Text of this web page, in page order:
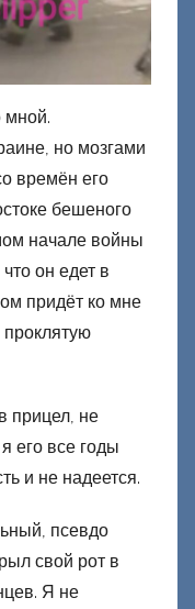
мной.
но мозгами
времён его
бешеного
начале войны
он едет в
придёт ко мне
прицел, не
его все годы
и не надеется.
псевдо
свой рот в
Я не